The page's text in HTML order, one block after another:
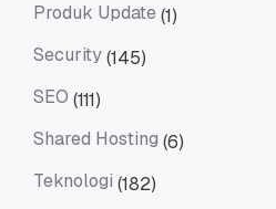
Produk Update (1)
Security(145)
SEO (111)
Shared Hosting (6)
Teknologi (182)